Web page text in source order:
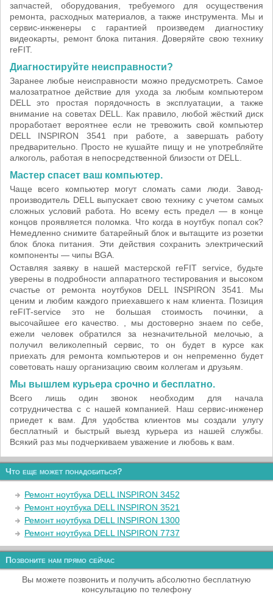
запчастей, оборудования, требуемого для осуществения
ремонта, расходных материалов, а также инструмента. Мы и
сервис-инженеры с гарантией произведем диагностику
видеокарты, ремонт блока питания. Доверяйте свою технику
reFIT.
Диагностируйте неисправности?
Заранее любые неисправности можно предусмотреть. Самое
малозатратное действие для ухода за любым компьютером
DELL это простая порядочность в эксплуатации, а также
внимание на советах DELL. Как правило, любой жёсткий диск
проработает вероятнее если не тревожить свой компьютер
DELL INSPIRON 3541 при работе, а завершать работу
предварительно. Просто не кушайте пищу и не употребляйте
алкоголь, работая в непосредственной близости от DELL.
Мастер спасет ваш компьютер.
Чаще всего компьютер могут сломать сами люди. Завод-
производитель DELL выпускает свою технику с учетом самых
сложных условий работа. Но всему есть предел — в конце
концов проявляется поломка. Что когда в ноутбук попал сок?
Немедленно снимите батарейный блок и вытащите из розетки
блок блока питания. Эти действия сохранить электрический
компоненты — чипы BGA.
Оставляя заявку в нашей мастерской reFIT service, будьте
уверены в подробности аппаратного тестирования и высоком
счастье от ремонта ноутбуков DELL INSPIRON 3541. Мы
ценим и любим каждого приехавшего к нам клиента. Позиция
reFIT-service это не большая стоимость починки, а
высочайшее его качество. , мы достоверно знаем по себе,
ежели человек обратился за незначительной мелочью, а
получил великолепный сервис, то он будет в курсе как
приехать для ремонта компьютеров и он непременно будет
советовать нашу организацию своим коллегам и друзьям.
Мы вышлем курьера срочно и бесплатно.
Всего лишь один звонок необходим для начала
сотрудничества с с нашей компанией. Наш сервис-инженер
приедет к вам. Для удобства клиентов мы создали улугу
бесплатный и быстрый выезд курьера из нашей службы.
Всякий раз мы подчеркиваем уважение и любовь к вам.
Что еще может понадобиться?
Ремонт ноутбука DELL INSPIRON 3452
Ремонт ноутбука DELL INSPIRON 3521
Ремонт ноутбука DELL INSPIRON 1300
Ремонт ноутбука DELL INSPIRON 7737
Позвоните нам прямо сейчас
Вы можете позвонить и получить абсолютно бесплатную
консультацию по телефону